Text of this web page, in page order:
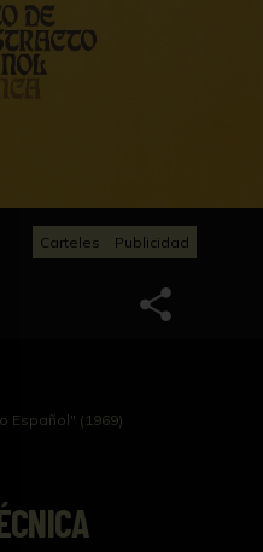
Carteles Publicidad
Español" (1969)